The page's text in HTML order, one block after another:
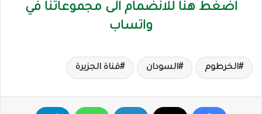
اضغط هنا للانضمام الى مجموعاتنا في
واتساب
الخرطوم السودان قناة الجزيرة